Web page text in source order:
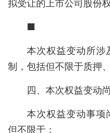
拟受让的上市公司股份
■
本次权益变动所涉
制，包括但不限于质押
四、本次权益变动
本次权益变动事项
但不限于：